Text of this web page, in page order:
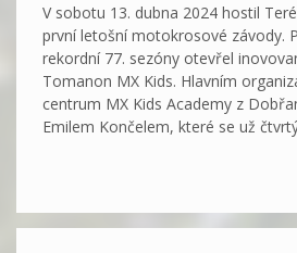
V sobotu 13. dubna 2024 hostil
první letošní motokrosové závody.
rekordní 77. sezóny otevřel
Tomanon MX Kids. Hlavním
centrum MX Kids Academy z
Emilem Končelem, které se už